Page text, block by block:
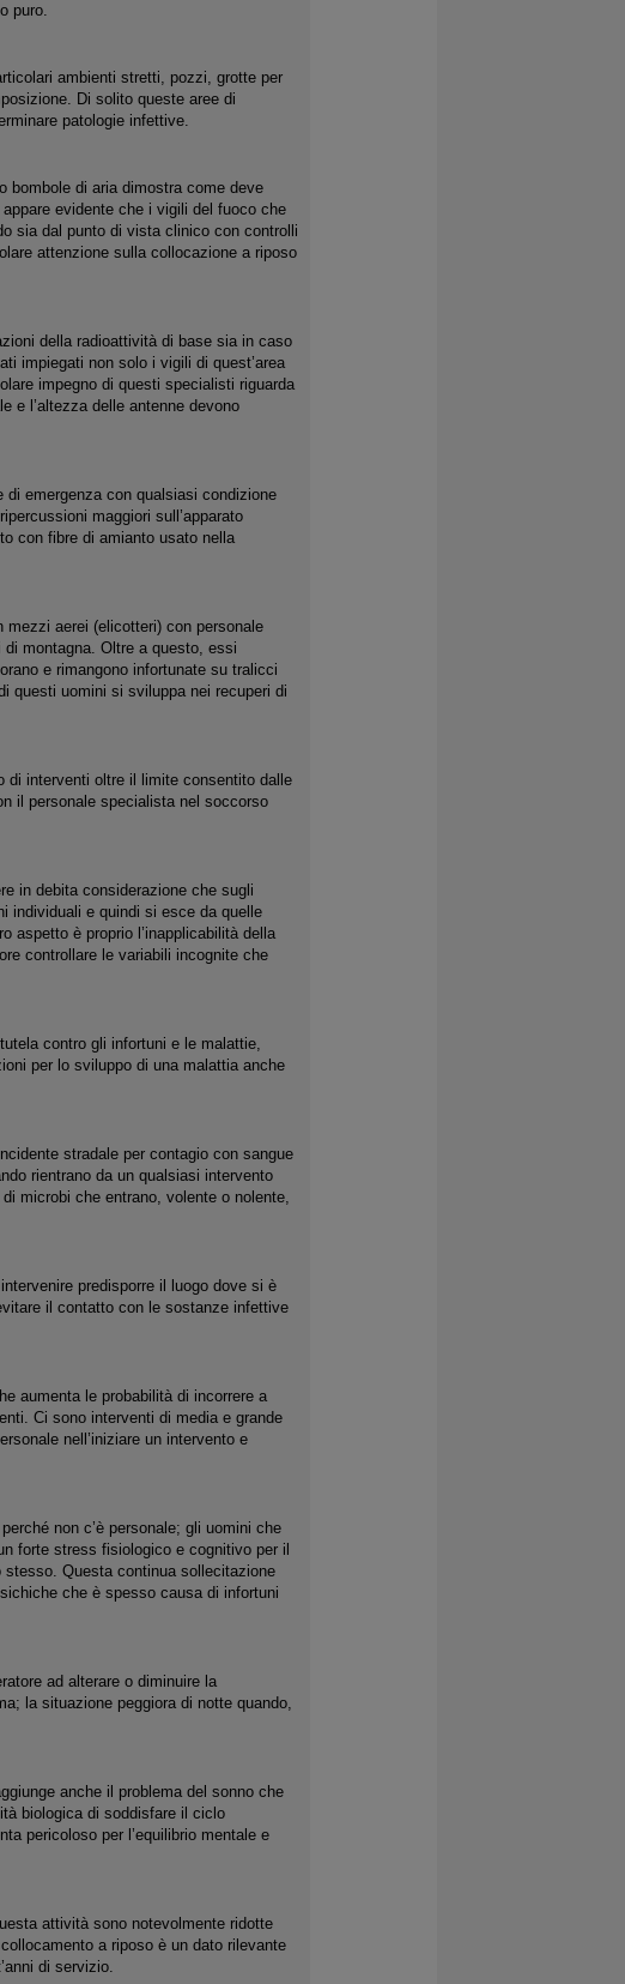
puro.
ambienti stretti, pozzi, grotte per
Di solito queste aree di
patologie infettive.
bombole di aria dimostra come deve
evidente che i vigili del fuoco che
sia dal punto di vista clinico con controlli
attenzione sulla collocazione a riposo
della radioattività di base sia in caso
impiegati non solo i vigili di quest’area
impegno di questi specialisti riguarda
e l’altezza delle antenne devono
emergenza con qualsiasi condizione
maggiori sull’apparato
con fibre di amianto usato nella
aerei (elicotteri) con personale
montagna. Oltre a questo, essi
e rimangono infortunate su tralicci
questi uomini si sviluppa nei recuperi di
interventi oltre il limite consentito dalle
il personale specialista nel soccorso
in debita considerazione che sugli
individuali e quindi si esce da quelle
aspetto è proprio l’inapplicabilità della
controllare le variabili incognite che
contro gli infortuni e le malattie,
per lo sviluppo di una malattia anche
stradale per contagio con sangue
rientrano da un qualsiasi intervento
microbi che entrano, volente o nolente,
predisporre il luogo dove si è
il contatto con le sostanze infettive
aumenta le probabilità di incorrere a
Ci sono interventi di media e grande
nell’iniziare un intervento e
non c’è personale; gli uomini che
forte stress fisiologico e cognitivo per il
stesso. Questa continua sollecitazione
che è spesso causa di infortuni
ad alterare o diminuire la
la situazione peggiora di notte quando,
anche il problema del sonno che
biologica di soddisfare il ciclo
pericoloso per l’equilibrio mentale e
attività sono notevolmente ridotte
a riposo è un dato rilevante
di servizio.